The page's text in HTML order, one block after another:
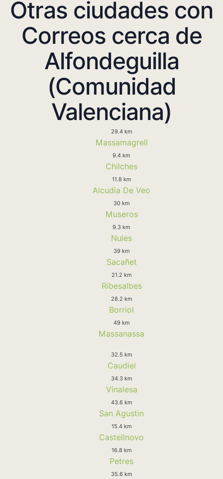
Otras ciudades con
Correos cerca de
Alfondeguilla
(Comunidad
Valenciana)
29.4 km
Massamagrell
9.4 km
Chilches
11.8 km
Alcudia De Veo
30 km
Museros
9.3 km
Nules
39 km
Sacañet
21.2 km
Ribesalbes
28.2 km
Borriol
49 km
Massanassa
32.5 km
Caudiel
34.3 km
Vinalesa
43.6 km
San Agustin
15.4 km
Castellnovo
16.8 km
Petres
35.6 km